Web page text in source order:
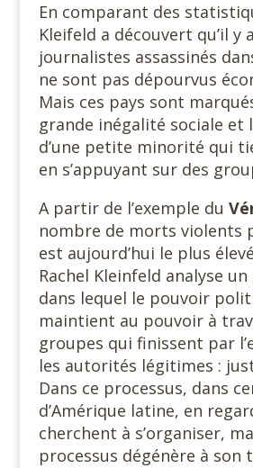
En comparant des
Kleifeld a découvert qu’il y
journalistes assassinés
ne sont pas dépourvus
Mais ces pays sont
grande inégalité sociale et
d’une petite minorité qui
en s’appuyant sur des
A partir de l’exemple du
nombre de morts violents
est aujourd’hui le plus
Rachel Kleinfeld analyse
dans lequel le pouvoir
maintient au pouvoir à
groupes qui finissent par
les autorités légitimes :
Dans ce processus, dans
d’Amérique latine, en
cherchent à s’organiser,
processus dégénère à son